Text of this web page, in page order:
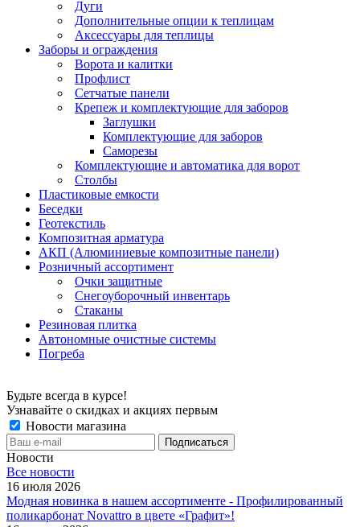
Дуги
Дополнительные опции к теплицам
Аксессуары для теплицы
Заборы и ограждения
Ворота и калитки
Профлист
Сетчатые панели
Крепеж и комплектующие для заборов
Заглушки
Комплектующие для заборов
Саморезы
Комплектующие и автоматика для ворот
Столбы
Пластиковые емкости
Беседки
Геотекстиль
Композитная арматура
АКП (Алюминиевые композитные панели)
Розничный ассортимент
Очки защитные
Снегоуборочный инвентарь
Стаканы
Резиновая плитка
Автономные очистные системы
Погреба
Будьте всегда в курсе!
Узнавайте о скидках и акциях первым
Новости магазина
Новости
Все новости
16 июля 2026
Модная новинка в нашем ассортименте - Профилированный
поликарбонат Novattro в цвете «Графит»!